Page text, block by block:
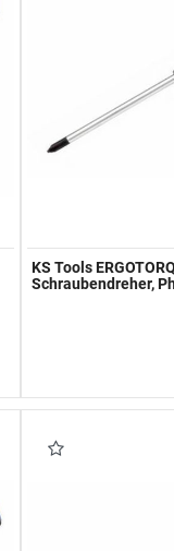
KS Tools
Schraubendreher,